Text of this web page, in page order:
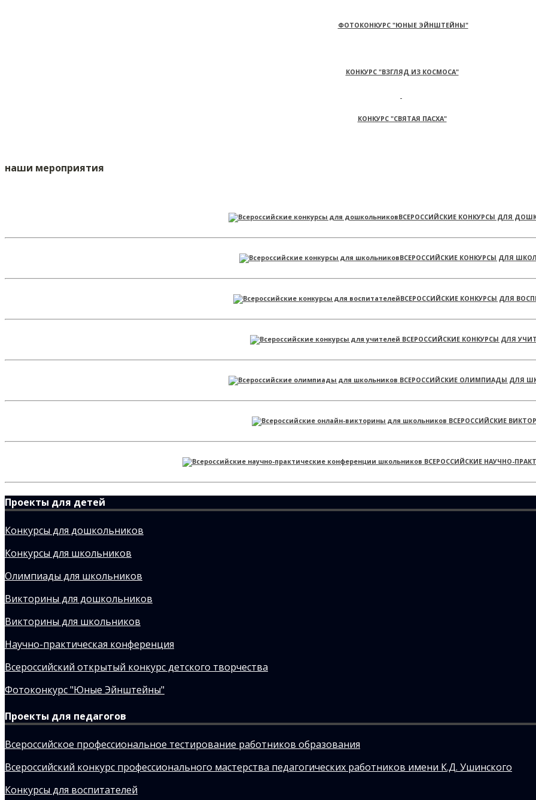
ФОТОКОНКУРС "ЮНЫЕ ЭЙНШТЕЙНЫ"
КОНКУРС "ВЗГЛЯД ИЗ КОСМОСА"
КОНКУРС "СВЯТАЯ ПАСХА"
наши мероприятия
ВСЕРОССИЙСКИЕ КОНКУРСЫ ДЛЯ
ВСЕРОССИЙСКИЕ КОНКУРСЫ ДЛЯ
ВСЕРОССИЙСКИЕ КОНКУРСЫ ДЛЯ
ВСЕРОССИЙСКИЕ КОНКУРСЫ ДЛЯ
ВСЕРОССИЙСКИЕ ОЛИМПИАДЫ ДЛЯ
ВСЕРОССИЙСКИЕ
ВСЕРОССИЙСКИЕ НАУЧНО-
Проекты для детей
Конкурсы для дошкольников
Конкурсы для школьников
Олимпиады для школьников
Викторины для дошкольников
Викторины для школьников
Научно-практическая конференция
Всероссийский открытый конкурс детского творчества
Фотоконкурс "Юные Эйнштейны"
Проекты для педагогов
Всероссийское профессиональное тестирование работников образования
Всероссийский конкурс профессионального мастерства педагогических работников имени К.Д. Ушинского
Конкурсы для воспитателей